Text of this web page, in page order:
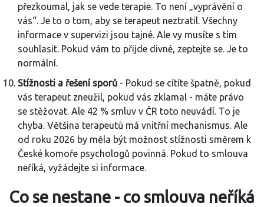
přezkoumal, jak se vede terapie. To není „vyprávění o
vás“. Je to o tom, aby se terapeut neztratil. Všechny
informace v supervizi jsou tajné. Ale vy musíte s tím
souhlasit. Pokud vám to přijde divné, zeptejte se. Je to
normální.
Stížnosti a řešení sporů - Pokud se cítíte špatně, pokud
vás terapeut zneužil, pokud vás zklamal - máte právo
se stěžovat. Ale 42 % smluv v ČR toto neuvádí. To je
chyba. Většina terapeutů má vnitřní mechanismus. Ale
od roku 2026 by měla být možnost stížnosti směrem k
České komoře psychologů povinná. Pokud to smlouva
neříká, vyžádejte si informace.
Co se nestane - co smlouva neříká